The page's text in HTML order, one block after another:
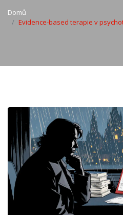
Domů
Evidence‑based terapie v